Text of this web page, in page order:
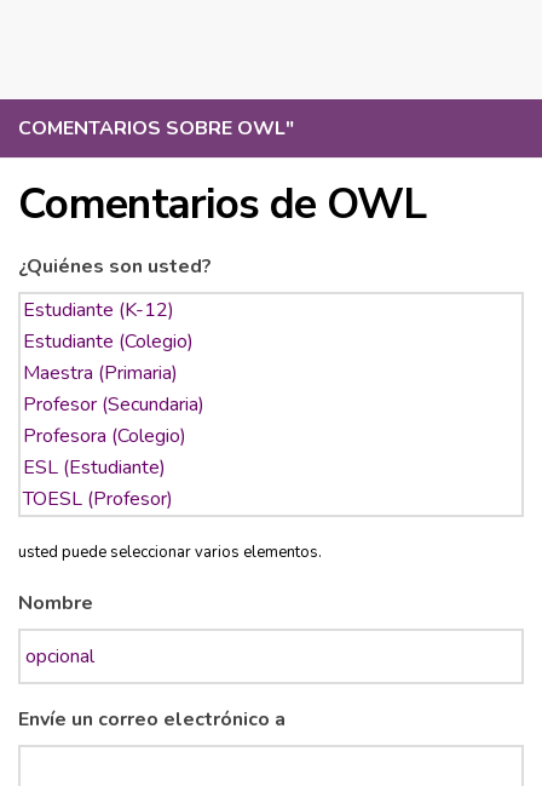
COMENTARIOS SOBRE OWL"
Comentarios de OWL
¿Quiénes son usted?
usted puede seleccionar varios elementos.
Nombre
Envíe un correo electrónico a